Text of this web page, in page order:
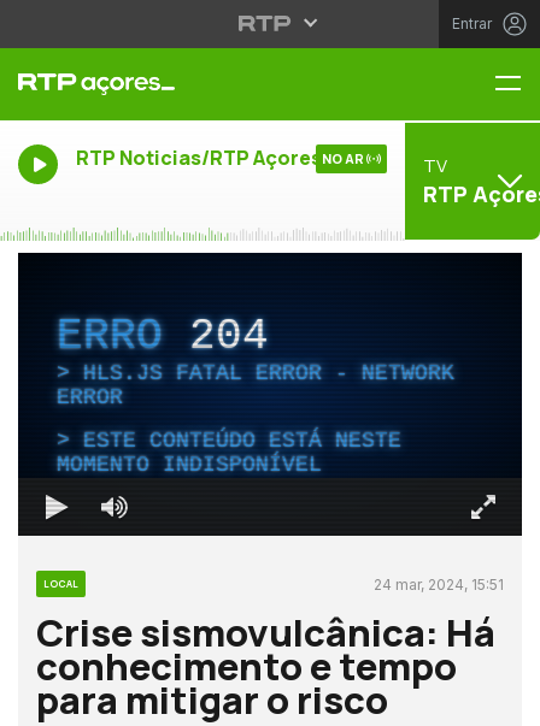
Entrar
RTP Noticias/RTP Açores NO AR TV
RTP
ERRO204
HLS.JS FATAL ERROR - NETWORK
ERROR
ESTE CONTEÚDO ESTÁ NESTE
MOMENTO INDISPONÍVEL
LOCAL 24 mar, 2024, 15:51
Crise sismovulcânica: Há
conhecimento e tempo
para mitigar o risco